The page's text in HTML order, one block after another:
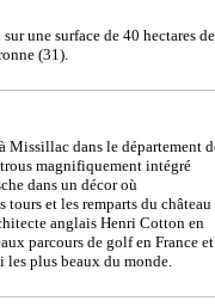
une surface de 40 hectares de
(31).
Missillac dans le département
magnifiquement intégré
dans un décor où
tours et les remparts du château
anglais Henri Cotton en
parcours de golf en France et
plus beaux du monde.